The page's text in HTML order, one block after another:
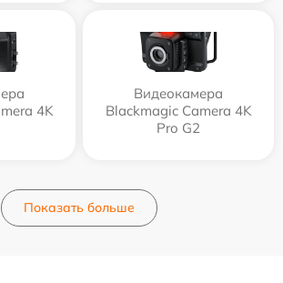
4K
Видеокамера
Blackmagic Camera 4K
Pro G2
Показать больше